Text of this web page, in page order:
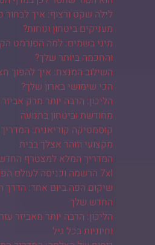
לילה שקט ורצוף: איך
מעניקים ביטחון ונוחות?
מיני בשמים: למה הפורמט
והחכמה ביותר שלך?
השילוב המנצח: איך להפוך
הכי שימושי בארון שלך?
הליכון: הרבה יותר מרק
מחודשת וביטחון בתנועה
קוסמטיקה קוריאנית:
מקצועי וזוהר אצלך בבית
המדריך המלא למצטרף
7xl הרשמה וכניסה לעולם הפוקר המקצועי
שיקום הפה ביום אחד: הדרך
החדש שלך
הליכון: הרבה יותר מאביזר
וחיוניות בכל גיל